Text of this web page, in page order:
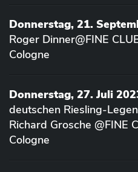
Donnerstag, 21.
Roger Dinner@FINE
Cologne
Donnerstag, 27. Juli
deutschen Riesling-
Richard Grosche @FINE
Cologne